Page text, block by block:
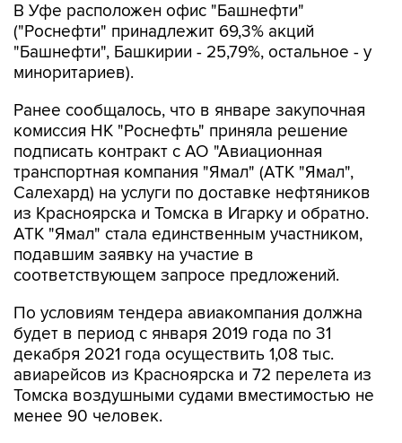
В Уфе расположен офис "Башнефти"
("Роснефти" принадлежит 69,3% акций
"Башнефти", Башкирии - 25,79%, остальное - у
миноритариев).
Ранее сообщалось, что в январе закупочная
комиссия НК "Роснефть" приняла решение
подписать контракт с АО "Авиационная
транспортная компания "Ямал" (АТК "Ямал",
Салехард) на услуги по доставке нефтяников
из Красноярска и Томска в Игарку и обратно.
АТК "Ямал" стала единственным участником,
подавшим заявку на участие в
соответствующем запросе предложений.
По условиям тендера авиакомпания должна
будет в период с января 2019 года по 31
декабря 2021 года осуществить 1,08 тыс.
авиарейсов из Красноярска и 72 перелета из
Томска воздушными судами вместимостью не
менее 90 человек.